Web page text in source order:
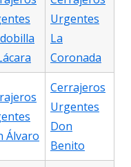
Urgentes
La
Coronada
Álvaro
Cerrajeros
Urgentes
Don
Benito